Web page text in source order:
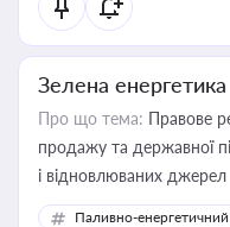
Зелена енергетика
Про що тема: Правове
продажу та державної
і відновлюваних джерел
Паливно-